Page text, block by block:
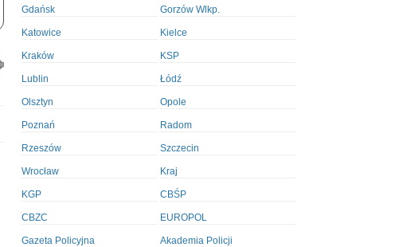
Gdańsk Gorzów Wlkp.
Katowice Kielce
Kraków KSP
Lublin Łódź
Olsztyn Opole
Poznań Radom
Rzeszów Szczecin
Wrocław Kraj
KGP CBŚP
CBZC EUROPOL
Gazeta Policyjna Akademia Policji